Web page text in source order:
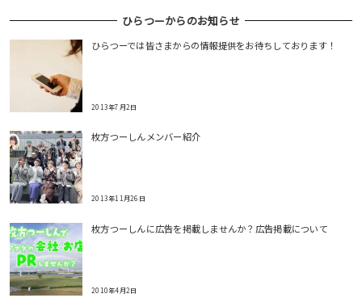
ひらつーからのお知らせ
ひらつーでは皆さまからの情報提供をお待ちしております！
2013年7月2日
枚方つーしんメンバー紹介
2013年11月26日
枚方つーしんに広告を掲載しませんか？広告掲載について
2010年4月2日